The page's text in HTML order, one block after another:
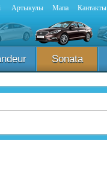
Артыкулы Мапа Кантакты
Sonata